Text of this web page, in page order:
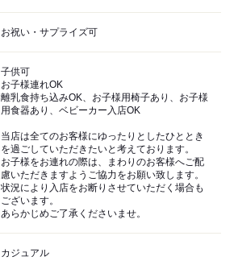
お祝い・サプライズ可
子供可
お子様連れOK
離乳食持ち込みOK、お子様用椅子あり、お子様
用食器あり、ベビーカー入店OK
当店は全てのお客様にゆったりとしたひととき
を過ごしていただきたいと考えております。
お子様をお連れの際は、まわりのお客様へご配
慮いただきますようご協力をお願い致します。
状況により入店をお断りさせていただく場合も
ございます。
あらかじめご了承くださいませ。
カジュアル